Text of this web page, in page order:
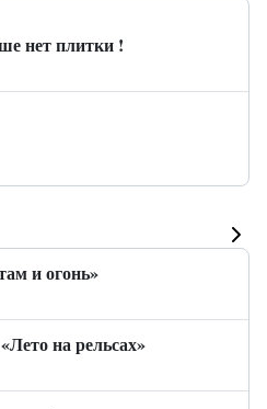
нет плитки !
и огонь»
на рельсах»